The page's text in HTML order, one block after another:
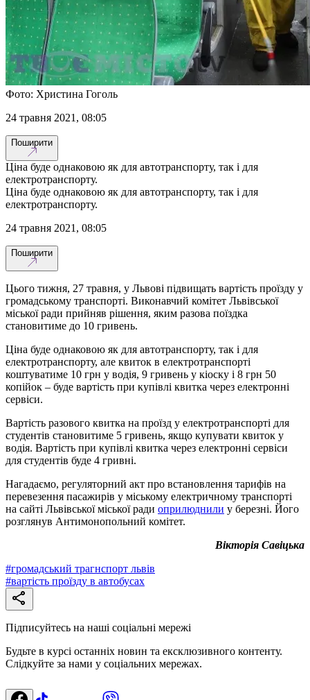
Фото: Христина Гоголь
24 травня 2021, 08:05
Поширити
Ціна буде однаковою як для автотранспорту, так і для
електротранспорту.
Ціна буде однаковою як для автотранспорту, так і для
електротранспорту.
24 травня 2021, 08:05
Поширити
Цього тижня, 27 травня, у Львові підвищать вартість проїзду у
громадському транспорті. Виконавчий комітет Львівської
міської ради прийняв рішення, яким разова поїздка
становитиме до 10 гривень.
Ціна буде однаковою як для автотранспорту, так і для
електротранспорту, але квиток в електротранспорті
коштуватиме 10 грн у водія, 9 гривень у кіоску і 8 грн 50
копійок – буде вартість при купівлі квитка через електронні
сервіси.
Вартість разового квитка на проїзд у електротранспорті для
студентів становитиме 5 гривень, якщо купувати квиток у
водія. Вартість при купівлі квитка через електронні сервіси
для студентів буде 4 гривні.
Нагадаємо, регуляторний акт про встановлення тарифів на
перевезення пасажирів у міському електричному транспорті
на сайті Львівської міської ради оприлюднили у березні. Його
розглянув Антимонопольний комітет.
Вікторія Савіцька
#громадський трагнспорт львів
#вартість проїзду в автобусах
Підписуйтесь на наші соціальні мережі
Будьте в курсі останніх новин та ексклюзивного контенту.
Слідкуйте за нами у соціальних мережах.